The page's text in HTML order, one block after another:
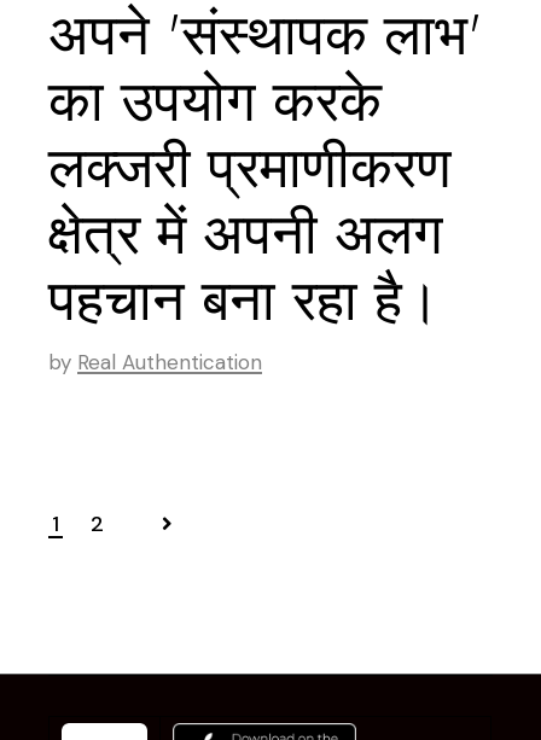
अपने 'संस्थापक लाभ'
का उपयोग करके
लक्जरी प्रमाणीकरण
क्षेत्र में अपनी अलग
पहचान बना रहा है।
by Real Authentication
1 2